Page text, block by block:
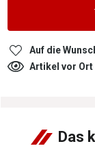
Auf die
Artikel vor Ort
Das